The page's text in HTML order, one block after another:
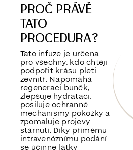
PROČ PRÁVĚ
TATO
PROCEDURA?
Tato infuze je určena
pro všechny, kdo chtějí
podpořit krásu pleti
zevnitř. Napomáhá
regeneraci buněk,
zlepšuje hydrataci,
posiluje ochranné
mechanismy pokožky a
zpomaluje projevy
stárnutí. Díky přímému
intravenóznímu podání
se účinné látky